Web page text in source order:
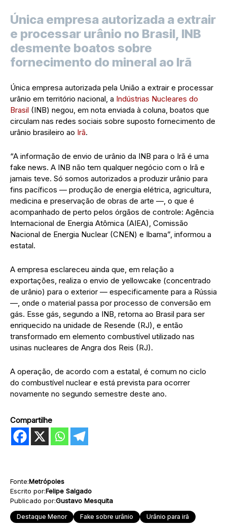
Única empresa autorizada a extrair
e processar urânio no Brasil, INB
desmente boatos sobre
fornecimento do mineral ao Irã
Única empresa autorizada pela União a extrair e processar
urânio em território nacional, a Indústrias Nucleares do
Brasil (INB) negou, em nota enviada à coluna, boatos que
circulam nas redes sociais sobre suposto fornecimento de
urânio brasileiro ao Irã.
“A informação de envio de urânio da INB para o Irã é uma
fake news. A INB não tem qualquer negócio com o Irã e
jamais teve. Só somos autorizados a produzir urânio para
fins pacíficos — produção de energia elétrica, agricultura,
medicina e preservação de obras de arte —, o que é
acompanhado de perto pelos órgãos de controle: Agência
Internacional de Energia Atômica (AIEA), Comissão
Nacional de Energia Nuclear (CNEN) e Ibama”, informou a
estatal.
A empresa esclareceu ainda que, em relação a
exportações, realiza o envio de yellowcake (concentrado
de urânio) para o exterior — especificamente para a Rússia
—, onde o material passa por processo de conversão em
gás. Esse gás, segundo a INB, retorna ao Brasil para ser
enriquecido na unidade de Resende (RJ), e então
transformado em elemento combustível utilizado nas
usinas nucleares de Angra dos Reis (RJ).
A operação, de acordo com a estatal, é comum no ciclo
do combustível nuclear e está prevista para ocorrer
novamente no segundo semestre deste ano.
Compartilhe
Fonte:Metrópoles
Escrito por:Felipe Salgado
Publicado por:Gustavo Mesquita
Destaque Menor Fake sobre urânio Urânio para irã